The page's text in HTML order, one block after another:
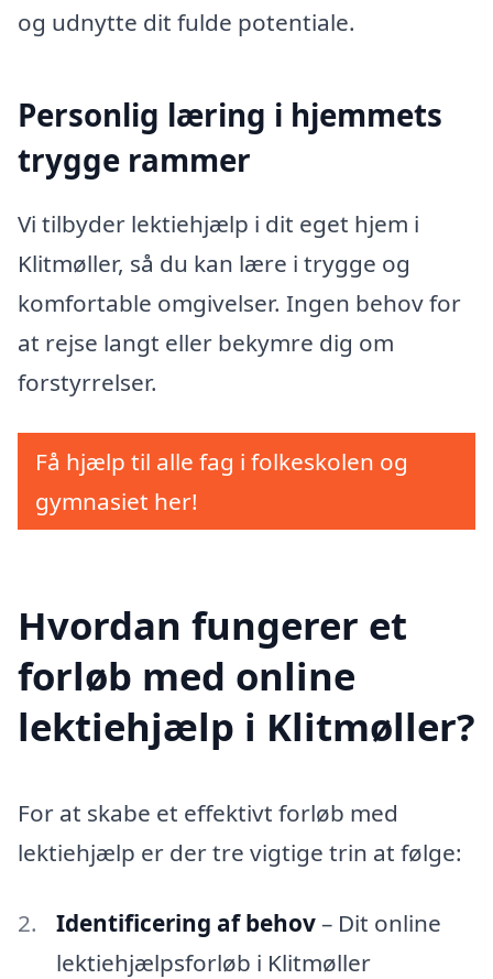
og udnytte dit fulde potentiale.
Personlig læring i hjemmets
trygge rammer
Vi tilbyder lektiehjælp i dit eget hjem i
Klitmøller, så du kan lære i trygge og
komfortable omgivelser. Ingen behov for
at rejse langt eller bekymre dig om
forstyrrelser.
Få hjælp til alle fag i folkeskolen og
gymnasiet her!
Hvordan fungerer et
forløb med online
lektiehjælp i Klitmøller?
For at skabe et effektivt forløb med
lektiehjælp er der tre vigtige trin at følge:
Identificering af behov– Dit online
lektiehjælpsforløb i Klitmøller